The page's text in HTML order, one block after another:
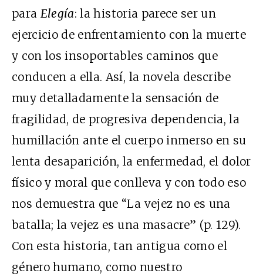
para Elegía: la historia parece ser un
ejercicio de enfrentamiento con la muerte
y con los insoportables caminos que
conducen a ella. Así, la novela describe
muy detalladamente la sensación de
fragilidad, de progresiva dependencia, la
humillación ante el cuerpo inmerso en su
lenta desaparición, la enfermedad, el dolor
físico y moral que conlleva y con todo eso
nos demuestra que “La vejez no es una
batalla; la vejez es una masacre” (p. 129).
Con esta historia, tan antigua como el
género humano, como nuestro